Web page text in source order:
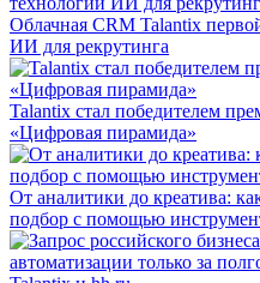
Облачная CRM Talantix
ИИ для рекрутинга
Talantix cтал победителем
«Цифровая пирамида»
От аналитики до креатива:
подбор с помощью